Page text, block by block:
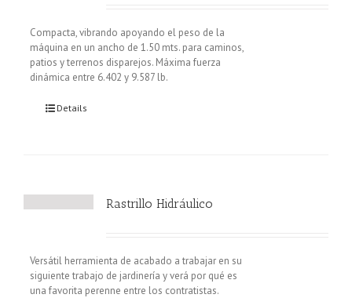
Compacta, vibrando apoyando el peso de la
máquina en un ancho de 1.50 mts. para caminos,
patios y terrenos disparejos. Máxima fuerza
dinámica entre 6.402 y 9.587 lb.
Details
Rastrillo Hidráulico
Versátil herramienta de acabado a trabajar en su
siguiente trabajo de jardinería y verá por qué es
una favorita perenne entre los contratistas.